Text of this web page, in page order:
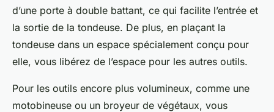
d’une porte à double battant, ce qui facilite l’entrée et
la sortie de la tondeuse. De plus, en plaçant la
tondeuse dans un espace spécialement conçu pour
elle, vous libérez de l’espace pour les autres outils.
Pour les outils encore plus volumineux, comme une
motobineuse ou un broyeur de végétaux, vous